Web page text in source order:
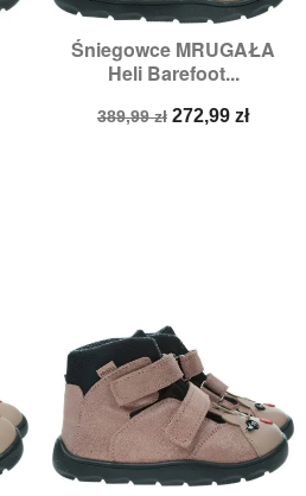
Śniegowce MRUGAŁA
Heli Barefoot...
Cena
389,99 zł Cena
272,99 zł